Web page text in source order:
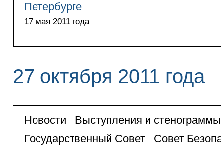
Петербурге
17 мая 2011 года
27 октября 2011 года
Новости
Выступления и стенограммы
Государственный Совет
Совет